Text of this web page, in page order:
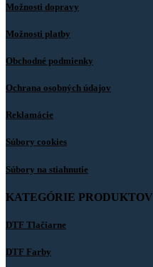
Možnosti dopravy
Možnosti platby
Obchodné podmienky
Ochrana osobných údajov
Reklamácie
Súbory cookies
Súbory na stiahnutie
KATEGÓRIE PRODUKTOV
DTF Tlačiarne
DTF Farby